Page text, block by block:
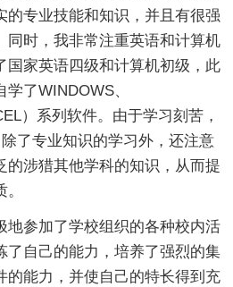
的专业技能和知识，并且有很强
同时，我非常注重英语和计算机
国家英语四级和计算机初级，此
了WINDOWS、
）系列软件。由于学习刻苦，
了专业知识的学习外，还注意
的涉猎其他学科的知识，从而提
地参加了学校组织的各种校内活
了自己的能力，培养了强烈的集
的能力，并使自己的特长得到充